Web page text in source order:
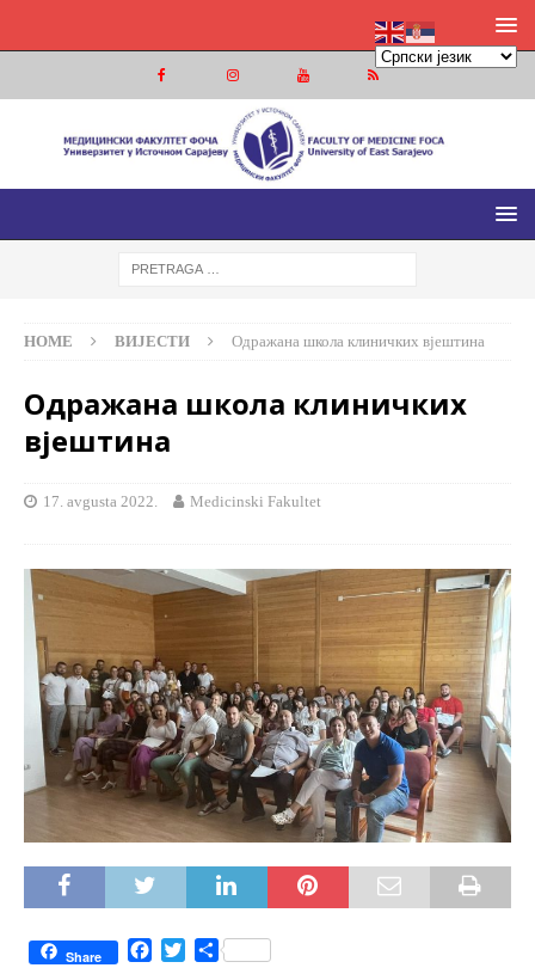
МЕДИЦИНСКИ ФАКУЛТЕТ ФОЧА
МЕДИЦИНСКИ ФАКУЛТЕТ УНИВЕРЗИТЕТА У ИСТОЧНОМ
HOME ВИЈЕСТИ Одражана школа клиничких вјештина
Одражана школа клиничких
вјештина
17. avgusta 2022. Medicinski Fakultet
Share
S